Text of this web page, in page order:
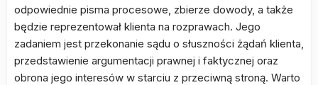
odpowiednie pisma procesowe, zbierze dowody, a także
będzie reprezentował klienta na rozprawach. Jego
zadaniem jest przekonanie sądu o słuszności żądań klienta,
przedstawienie argumentacji prawnej i faktycznej oraz
obrona jego interesów w starciu z przeciwną stroną. Warto